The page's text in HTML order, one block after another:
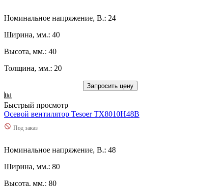
Номинальное напряжение, В.: 24
Ширина, мм.: 40
Высота, мм.: 40
Толщина, мм.: 20
Запросить цену
Быстрый просмотр
Осевой вентилятор Tesoer TX8010H48B
Под заказ
Номинальное напряжение, В.: 48
Ширина, мм.: 80
Высота, мм.: 80